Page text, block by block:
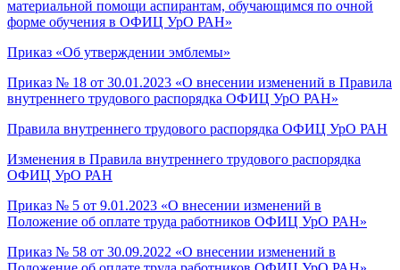
материальной помощи аспирантам, обучающимся по очной
форме обучения в ОФИЦ УрО РАН»
Приказ «Об утверждении эмблемы»
Приказ № 18 от 30.01.2023 «О внесении изменений в Правила
внутреннего трудового распорядка ОФИЦ УрО РАН»
Правила внутреннего трудового распорядка ОФИЦ УрО РАН
Изменения в Правила внутреннего трудового распорядка
ОФИЦ УрО РАН
Приказ № 5 от 9.01.2023 «О внесении изменений в
Положение об оплате труда работников ОФИЦ УрО РАН»
Приказ № 58 от 30.09.2022 «О внесении изменений в